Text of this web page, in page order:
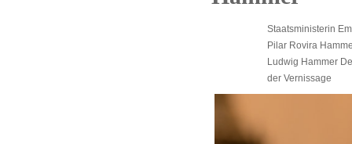
Staatsministerin
Pilar Rovira
Ludwig Hammer
der Vernissage